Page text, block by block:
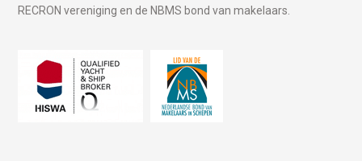
RECRON vereniging en de NBMS bond van makelaars.